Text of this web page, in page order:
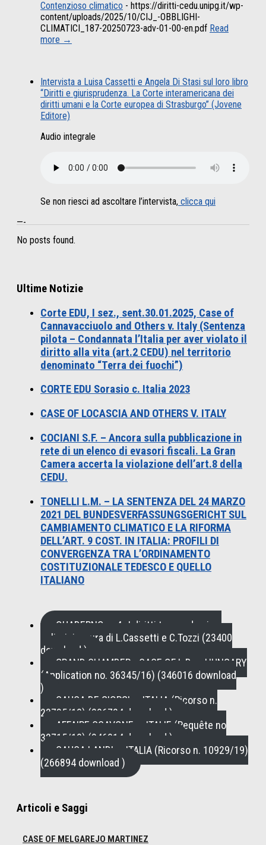
Contenzioso climatico - https://diritti-cedu.unipg.it/wp-
content/uploads/2025/10/CIJ_-OBBLIGHI-
CLIMATICI_187-20250723-adv-01-00-en.pdf Read
more →
Intervista a Luisa Cassetti e Angela Di Stasi sul loro libro
“Diritti e giurisprudenza. La Corte interamericana dei
diritti umani e la Corte europea di Strasburgo” (Jovene
Editore)
Audio integrale
Se non riesci ad ascoltare l’intervista, clicca qui
—-
No posts found.
Ultime Notizie
Corte EDU, I sez., sent.30.01.2025, Case of
Cannavacciuolo and Others v. Italy (Sentenza
pilota – Condannata l’Italia per aver violato il
diritto alla vita (art.2 CEDU) nel territorio
denominato “Terra dei fuochi”)
CORTE EDU Sorasio c. Italia 2023
CASE OF LOCASCIA AND OTHERS V. ITALY
COCIANI S.F. – Ancora sulla pubblicazione in
rete di un elenco di evasori fiscali. La Gran
Camera accerta la violazione dell’art.8 della
CEDU.
TONELLI L.M. – LA SENTENZA DEL 24 MARZO
2021 DEL BUNDESVERFASSUNGSGERICHT SUL
CAMBIAMENTO CLIMATICO E LA RIFORMA
DELL’ART. 9 COST. IN ITALIA: PROFILI DI
CONVERGENZA TRA L’ORDINAMENTO
COSTITUZIONALE TEDESCO E QUELLO
ITALIANO
QUADERNO n. 4 , I diritti tra pandemia e
policrisi a cura di L.Cassetti e C.Tozzi (23400
download )
GRAND CHAMBER - CASE OF L.B. v. HUNGARY
(Application no. 36345/16) (346016 download
)
CAUSA DE GIORGI c. ITALIA (Ricorso n.
23735/19) (296724 download )
AFFAIRE SCAVONE c. ITALIE (Requête no
32715/19) (346914 download )
CAUSA LANDI c. ITALIA (Ricorso n. 10929/19)
(266894 download )
Articoli e Saggi
CASE OF MELGAREJO MARTINEZ